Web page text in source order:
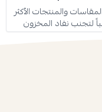
والمنتجات الأكثر
لتجنب نفاد المخزون